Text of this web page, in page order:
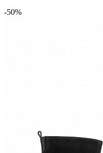
-50%